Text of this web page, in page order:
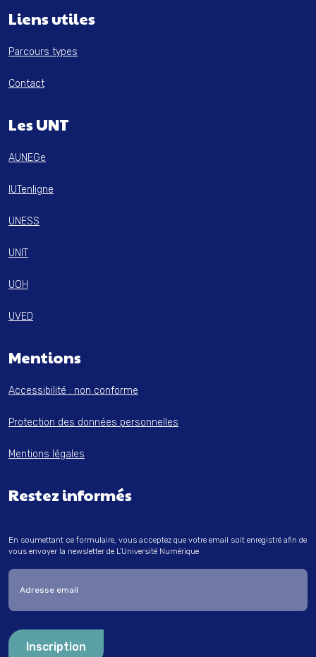
Liens utiles
Parcours types
Contact
Les UNT
AUNEGe
IUTenligne
UNESS
UNIT
UOH
UVED
Mentions
Accessibilité : non conforme
Protection des données personnelles
Mentions légales
Restez informés
En soumettant ce formulaire, vous acceptez que votre email soit enregistré afin de
vous envoyer la newsletter de L'Université Numérique
Entrez votre adresse email